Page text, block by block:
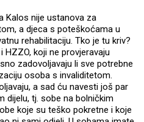
Kalos nije ustanova za
a djeca s poteškoćama u
rehabilitaciju. Tko je tu kriv?
koji ne provjeravaju
zadovoljavaju li sve potrebne
osoba s invaliditetom.
a sad ću navesti još par
dijelu, tj. sobe na bolničkim
koje su teško pokretne i koje